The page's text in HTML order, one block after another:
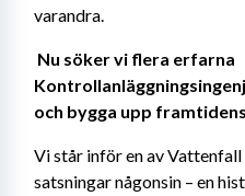
varandra.
Nu söker vi flera erfarna
och bygga upp
Vi står inför en av
satsningar någonsin – en